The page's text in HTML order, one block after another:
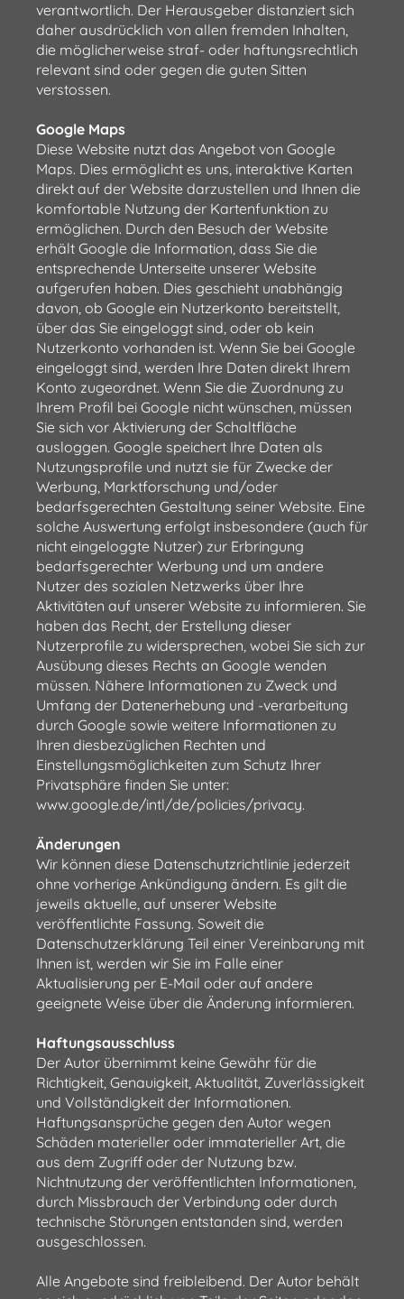
verantwortlich. Der Herausgeber distanziert sich
daher ausdrücklich von allen fremden Inhalten,
die möglicherweise straf- oder haftungsrechtlich
relevant sind oder gegen die guten Sitten
verstossen.
Google Maps
Diese Website nutzt das Angebot von Google
Maps. Dies ermöglicht es uns, interaktive Karten
direkt auf der Website darzustellen und Ihnen die
komfortable Nutzung der Kartenfunktion zu
ermöglichen. Durch den Besuch der Website
erhält Google die Information, dass Sie die
entsprechende Unterseite unserer Website
aufgerufen haben. Dies geschieht unabhängig
davon, ob Google ein Nutzerkonto bereitstellt,
über das Sie eingeloggt sind, oder ob kein
Nutzerkonto vorhanden ist. Wenn Sie bei Google
eingeloggt sind, werden Ihre Daten direkt Ihrem
Konto zugeordnet. Wenn Sie die Zuordnung zu
Ihrem Profil bei Google nicht wünschen, müssen
Sie sich vor Aktivierung der Schaltfläche
ausloggen. Google speichert Ihre Daten als
Nutzungsprofile und nutzt sie für Zwecke der
Werbung, Marktforschung und/oder
bedarfsgerechten Gestaltung seiner Website. Eine
solche Auswertung erfolgt insbesondere (auch für
nicht eingeloggte Nutzer) zur Erbringung
bedarfsgerechter Werbung und um andere
Nutzer des sozialen Netzwerks über Ihre
Aktivitäten auf unserer Website zu informieren. Sie
haben das Recht, der Erstellung dieser
Nutzerprofile zu widersprechen, wobei Sie sich zur
Ausübung dieses Rechts an Google wenden
müssen. Nähere Informationen zu Zweck und
Umfang der Datenerhebung und -verarbeitung
durch Google sowie weitere Informationen zu
Ihren diesbezüglichen Rechten und
Einstellungsmöglichkeiten zum Schutz Ihrer
Privatsphäre finden Sie unter:
www.google.de/intl/de/policies/privacy.
Änderungen
Wir können diese Datenschutzrichtlinie jederzeit
ohne vorherige Ankündigung ändern. Es gilt die
jeweils aktuelle, auf unserer Website
veröffentlichte Fassung. Soweit die
Datenschutzerklärung Teil einer Vereinbarung mit
Ihnen ist, werden wir Sie im Falle einer
Aktualisierung per E-Mail oder auf andere
geeignete Weise über die Änderung informieren.
Haftungsausschluss
Der Autor übernimmt keine Gewähr für die
Richtigkeit, Genauigkeit, Aktualität, Zuverlässigkeit
und Vollständigkeit der Informationen.
Haftungsansprüche gegen den Autor wegen
Schäden materieller oder immaterieller Art, die
aus dem Zugriff oder der Nutzung bzw.
Nichtnutzung der veröffentlichten Informationen,
durch Missbrauch der Verbindung oder durch
technische Störungen entstanden sind, werden
ausgeschlossen.
Alle Angebote sind freibleibend. Der Autor behält